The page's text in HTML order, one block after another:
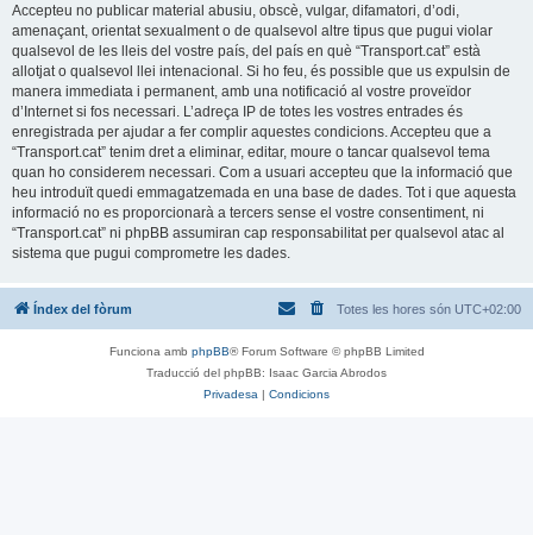
Accepteu no publicar material abusiu, obscè, vulgar, difamatori, d’odi,
amenaçant, orientat sexualment o de qualsevol altre tipus que pugui violar
qualsevol de les lleis del vostre país, del país en què “Transport.cat” està
allotjat o qualsevol llei intenacional. Si ho feu, és possible que us expulsin de
manera immediata i permanent, amb una notificació al vostre proveïdor
d’Internet si fos necessari. L’adreça IP de totes les vostres entrades és
enregistrada per ajudar a fer complir aquestes condicions. Accepteu que a
“Transport.cat” tenim dret a eliminar, editar, moure o tancar qualsevol tema
quan ho considerem necessari. Com a usuari accepteu que la informació que
heu introduït quedi emmagatzemada en una base de dades. Tot i que aquesta
informació no es proporcionarà a tercers sense el vostre consentiment, ni
“Transport.cat” ni phpBB assumiran cap responsabilitat per qualsevol atac al
sistema que pugui comprometre les dades.
Índex del fòrum Totes les hores són UTC+02:00
Funciona amb phpBB® Forum Software © phpBB Limited
Traducció del phpBB: Isaac Garcia Abrodos
Privadesa | Condicions